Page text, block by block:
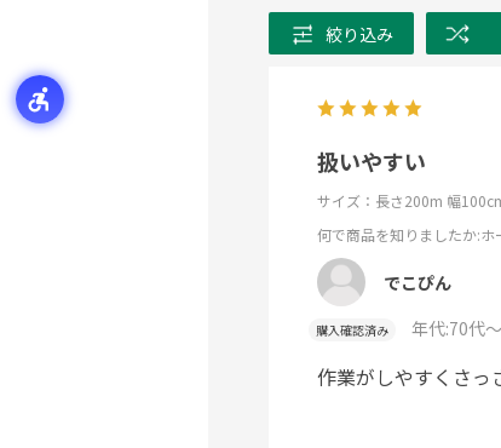
絞り込み
扱いやすい
サイズ：長さ200m 幅
何で商品を知りましたか:ホ
でこぴん
購入確認済み 年代:70代～
作業がしやすくさっ